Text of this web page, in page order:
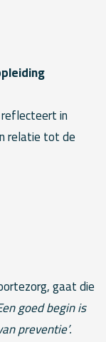
in
relatie tot de
gaat die
goed begin is
preventie’.